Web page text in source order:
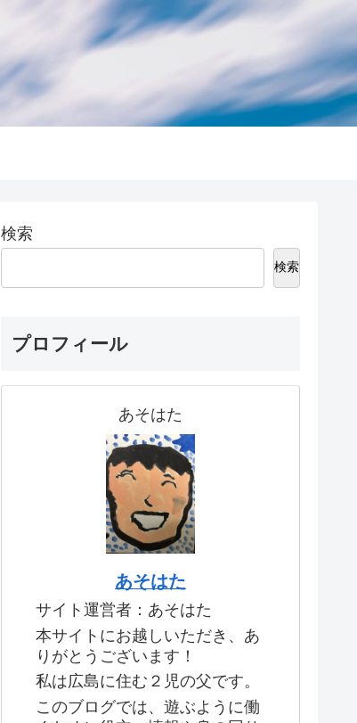
検索
検索
プロフィール
あそはた
あそはた
サイト運営者：あそはた
本サイトにお越しいただき、あ
りがとうございます！
私は広島に住む２児の父です。
このブログでは、遊ぶように働